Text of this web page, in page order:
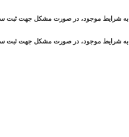
به شرایط موجود، در صورت مشکل جهت ثبت
به شرایط موجود، در صورت مشکل جهت ثبت